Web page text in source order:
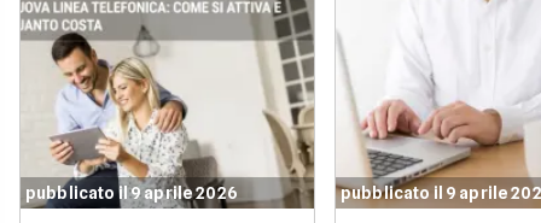
pubblicato il 9 aprile 2026 pubblicato il 9 aprile